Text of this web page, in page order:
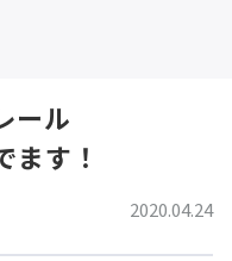
ール
ます！
2020.04.24